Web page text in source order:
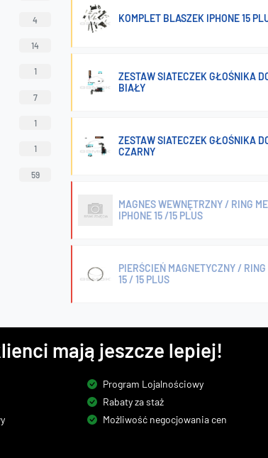
4
14
1
7
1
1
59
KOMPLET BLASZEK IPHONE 15
ZESTAW SIATECZEK GŁOŚNIKA
BIAŁY
ZESTAW SIATECZEK GŁOŚNIKA
CZARNY
MAGNES WEWNĘTRZNY / RING
IPHONE 15 /15 PLUS
PIERŚCIEŃ MAGNETYCZNY /
15 / 15 PLUS
mają jeszcze lepiej!
Program Lojalnościowy
Rabaty za staż
Możliwość negocjowania cen